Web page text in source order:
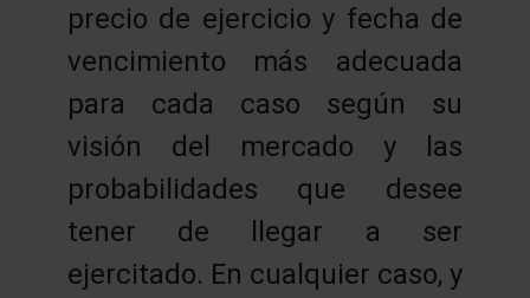
precio de ejercicio y fecha de
vencimiento más adecuada
para cada caso según su
visión del mercado y las
probabilidades que desee
tener de llegar a ser
ejercitado. En cualquier caso, y